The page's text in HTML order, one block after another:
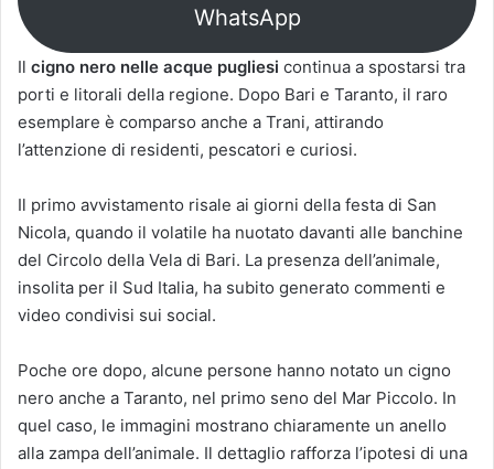
WhatsApp
Il cigno nero nelle acque pugliesi continua a spostarsi tra
porti e litorali della regione. Dopo Bari e Taranto, il raro
esemplare è comparso anche a Trani, attirando
l’attenzione di residenti, pescatori e curiosi.
Il primo avvistamento risale ai giorni della festa di San
Nicola, quando il volatile ha nuotato davanti alle banchine
del Circolo della Vela di Bari. La presenza dell’animale,
insolita per il Sud Italia, ha subito generato commenti e
video condivisi sui social.
Poche ore dopo, alcune persone hanno notato un cigno
nero anche a Taranto, nel primo seno del Mar Piccolo. In
quel caso, le immagini mostrano chiaramente un anello
alla zampa dell’animale. Il dettaglio rafforza l’ipotesi di una